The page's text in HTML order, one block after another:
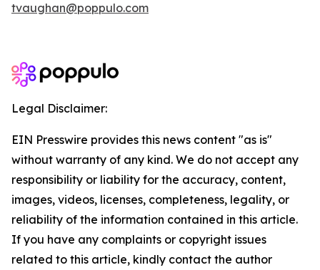
tvaughan@poppulo.com
Legal Disclaimer:
EIN Presswire provides this news content "as is"
without warranty of any kind. We do not accept any
responsibility or liability for the accuracy, content,
images, videos, licenses, completeness, legality, or
reliability of the information contained in this article.
If you have any complaints or copyright issues
related to this article, kindly contact the author